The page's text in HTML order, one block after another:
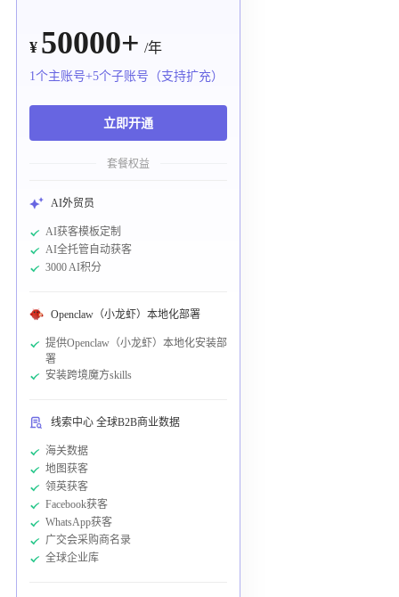
¥ 50000+ /年
1个主账号+5个子账号（支持扩充）
立即开通
套餐权益
AI外贸员
AI获客模板定制
AI全托管自动获客
3000 AI积分
Openclaw（小龙虾）本地化部署
提供Openclaw（小龙虾）本地化安装部
署
安装跨境魔方skills
线索中心 全球B2B商业数据
海关数据
地图获客
领英获客
Facebook获客
WhatsApp获客
广交会采购商名录
全球企业库